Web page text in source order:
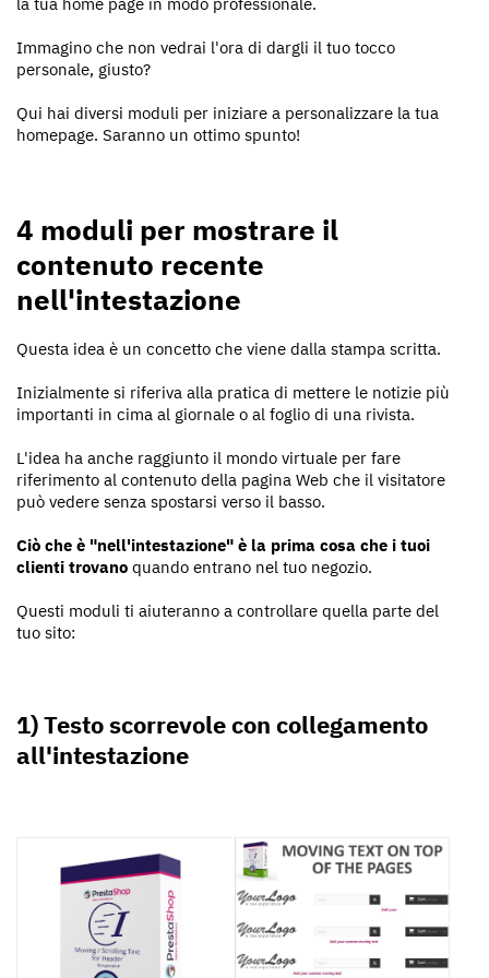
Immagino che non vedrai l'ora di dargli il tuo tocco
personale, giusto?
Qui hai diversi moduli per iniziare a personalizzare la tua
homepage. Saranno un ottimo spunto!
4 moduli per mostrare il
contenuto recente
nell'intestazione
Questa idea è un concetto che viene dalla stampa scritta.
Inizialmente si riferiva alla pratica di mettere le notizie più
importanti in cima al giornale o al foglio di una rivista.
L'idea ha anche raggiunto il mondo virtuale per fare
riferimento al contenuto della pagina Web che il visitatore
può vedere senza spostarsi verso il basso.
Ciò che è "nell'intestazione" è la prima cosa che i tuoi
clienti trovano quando entrano nel tuo negozio.
Questi moduli ti aiuteranno a controllare quella parte del
tuo sito:
1) Testo scorrevole con collegamento
all'intestazione